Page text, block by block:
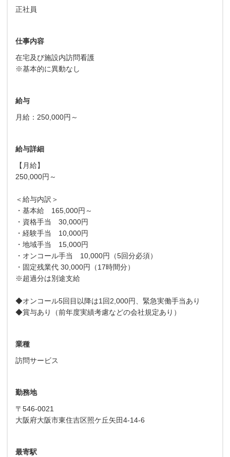
正社員
仕事内容
在宅及び施設内訪問看護
※基本的に異動なし
給与
月給：250,000円～
給与詳細
【月給】
250,000円～
＜給与内訳＞
・基本給 165,000円～
・資格手当 30,000円
・経験手当 10,000円
・地域手当 15,000円
・オンコール手当 10,000円（5回分必須）
・固定残業代 30,000円（17時間分）
※超過分は別途支給
◆オンコール5回目以降は1回2,000円、緊急実働手当あり
◆賞与あり（前年度実績考慮などの会社規定あり）
業種
訪問サービス
勤務地
〒546-0021
大阪府大阪市東住吉区照ケ丘矢田4-14-6
最寄駅